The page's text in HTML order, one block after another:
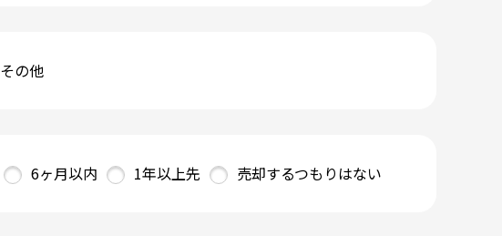
その他
6ヶ月以内 1年以上先 売却するつもりはない